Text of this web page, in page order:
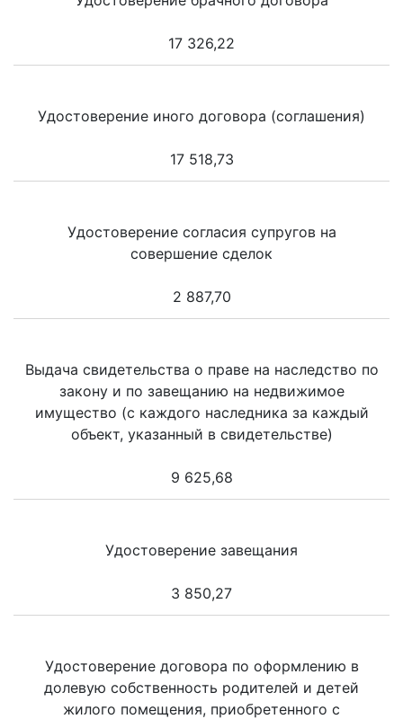
17 326,22
Удостоверение иного договора (соглашения)
17 518,73
Удостоверение согласия супругов на
совершение сделок
2 887,70
Выдача свидетельства о праве на наследство по
закону и по завещанию на недвижимое
имущество (с каждого наследника за каждый
объект, указанный в свидетельстве)
9 625,68
Удостоверение завещания
3 850,27
Удостоверение договора по оформлению в
долевую собственность родителей и детей
жилого помещения, приобретенного с